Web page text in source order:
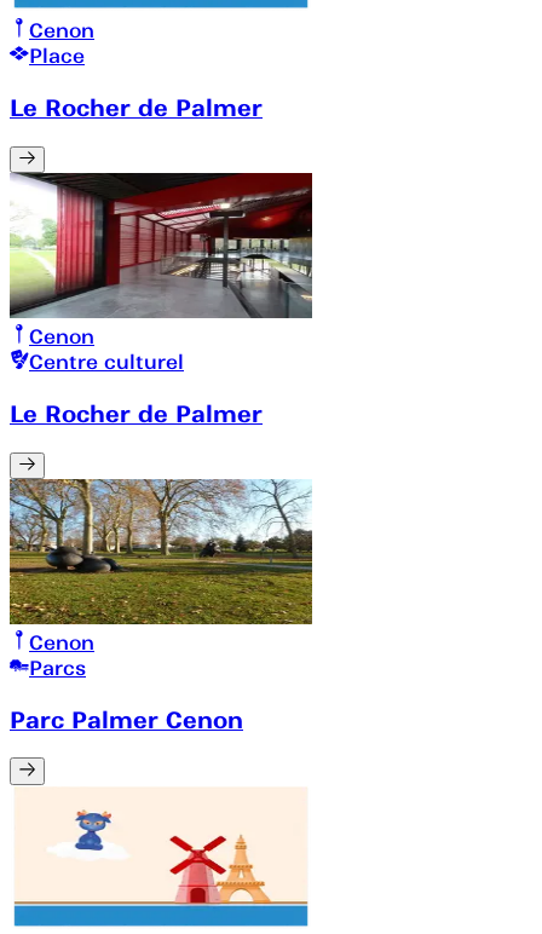
Cenon
Place
Le Rocher de Palmer
Cenon
Centre culturel
Le Rocher de Palmer
Cenon
Parcs
Parc Palmer Cenon